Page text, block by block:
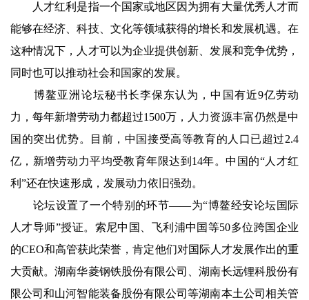
人才红利是指一个国家或地区因为拥有大量优秀人才而
能够在经济、科技、文化等领域获得的增长和发展机遇。在
这种情况下，人才可以为企业提供创新、发展和竞争优势，
同时也可以推动社会和国家的发展。
博鳌亚洲论坛秘书长李保东认为，中国有近9亿劳动
力，每年新增劳动力都超过1500万，人力资源丰富仍然是中
国的突出优势。目前，中国接受高等教育的人口已超过2.4
亿，新增劳动力平均受教育年限达到14年。中国的“人才红
利”还在快速形成，发展动力依旧强劲。
论坛设置了一个特别的环节——为“博鳌经安论坛国际
人才导师”授证。索尼中国、飞利浦中国等50多位跨国企业
的CEO和高管获此荣誉，肯定他们对国际人才发展作出的重
大贡献。湖南华菱钢铁股份有限公司、湖南长远锂科股份有
限公司和山河智能装备股份有限公司等湖南本土公司相关管